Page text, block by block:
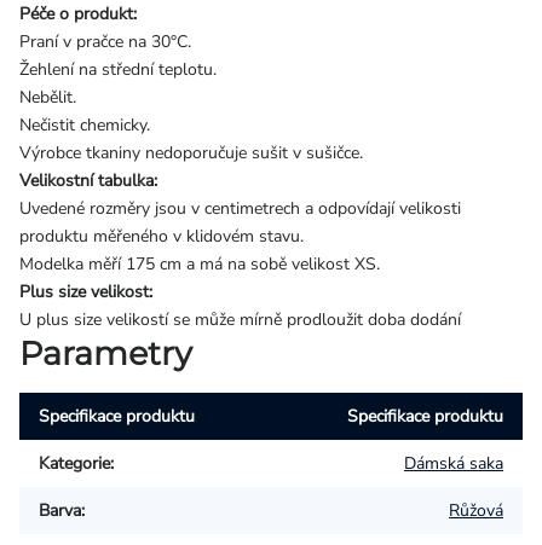
Péče o produkt:
Praní v pračce na 30°C.
Žehlení na střední teplotu.
Nebělit.
Nečistit chemicky.
Výrobce tkaniny nedoporučuje sušit v sušičce.
Velikostní tabulka:
Uvedené rozměry jsou v centimetrech a odpovídají velikosti
produktu měřeného v klidovém stavu.
Modelka měří 175 cm a má na sobě velikost XS.
Plus size velikost:
U plus size velikostí se může mírně prodloužit doba dodání
Parametry
Specifikace produktu Specifikace produktu
Kategorie: Dámská saka
Barva: Růžová